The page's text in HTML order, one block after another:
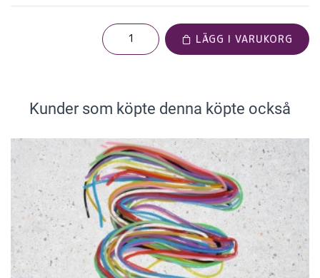
LÄGG I VARUKORG
Kunder som köpte denna köpte också